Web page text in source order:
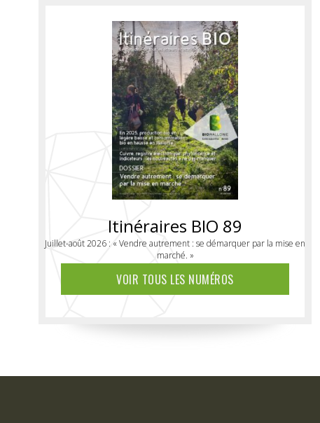
Itinéraires BIO 89
Juillet-août 2026 : « Vendre autrement : se démarquer par la mise en
marché. »
VOIR TOUS LES NUMÉROS